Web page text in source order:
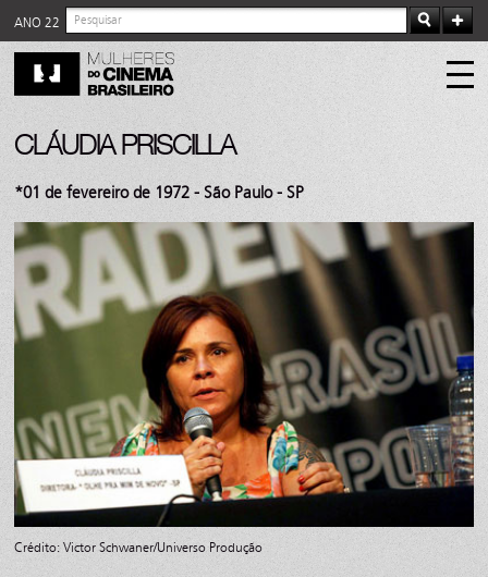
ANO 22
CLÁUDIA PRISCILLA
*01 de fevereiro de 1972 - São Paulo - SP
Crédito: Victor Schwaner/Universo Produção